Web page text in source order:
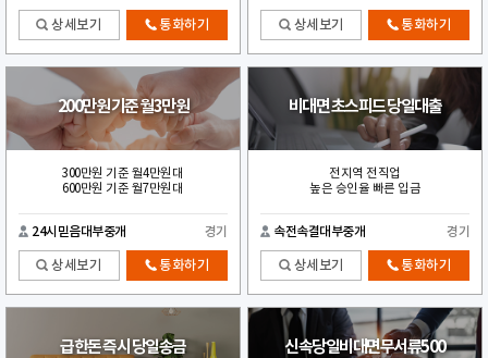
상세보기 통화하기 상세보기 통화하기
200만원 기준 월3만원
300만원 기준 월4만원대
600만원 기준 월7만원대
24시믿음대부중개 경기
상세보기 통화하기
비대면 초스피드 당일대출
전지역 전직업
높은 승인율 빠른 입금
속전속결대부중개 경기
상세보기 통화하기
급한돈 즉시 당일송금 신속당일비대면무서류500